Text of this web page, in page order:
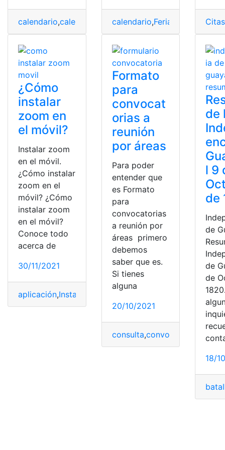
calendario,calendario de eventos,Feriados Noticias,
calendario,Feriados Noticias,
Citas
¿Cómo
instalar
zoom en
el móvil?
Instalar zoom
en el móvil.
¿Cómo instalar
zoom en el
móvil? ¿Cómo
instalar zoom
en el móvil?
Conoce todo
acerca de
30/11/2021
aplicación,Instalar
Formato
para
convocat
orias a
reunión
por áreas
Para poder
entender que
es Formato
para
convocatorias
a reunión por
áreas primero
debemos
saber que es.
Si tienes
alguna
20/10/2021
consulta,convocatoria
de
l 9
de
de
de
de
18/